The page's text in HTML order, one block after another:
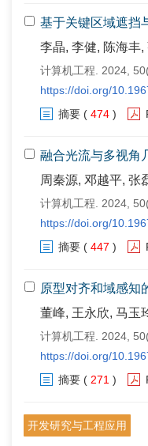
基于关键区域遮挡
李晶, 李健, 陈海丰
计算机工程. 2024,
https://doi.org/
摘要 ( 474 )
融合光流与多视角
周秦源, 邓越平, 张
计算机工程. 2024,
https://doi.org/
摘要 ( 447 )
原型对齐和域感知
董峰, 王永欣, 马玉
计算机工程. 2024,
https://doi.org/
摘要 ( 271 )
开发研究与工程应用